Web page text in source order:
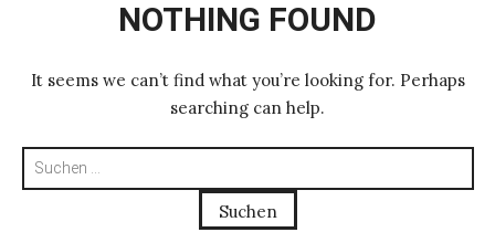
NOTHING FOUND
It seems we can’t find what you’re looking for. Perhaps
searching can help.
Suchen